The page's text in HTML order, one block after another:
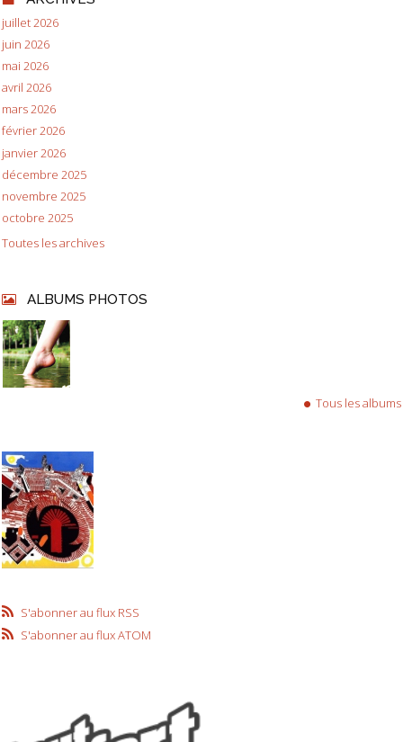
juillet 2026
juin 2026
mai 2026
avril 2026
mars 2026
février 2026
janvier 2026
décembre 2025
novembre 2025
octobre 2025
Toutes les archives
ALBUMS PHOTOS
Tous les albums
S'abonner au flux RSS
S'abonner au flux ATOM